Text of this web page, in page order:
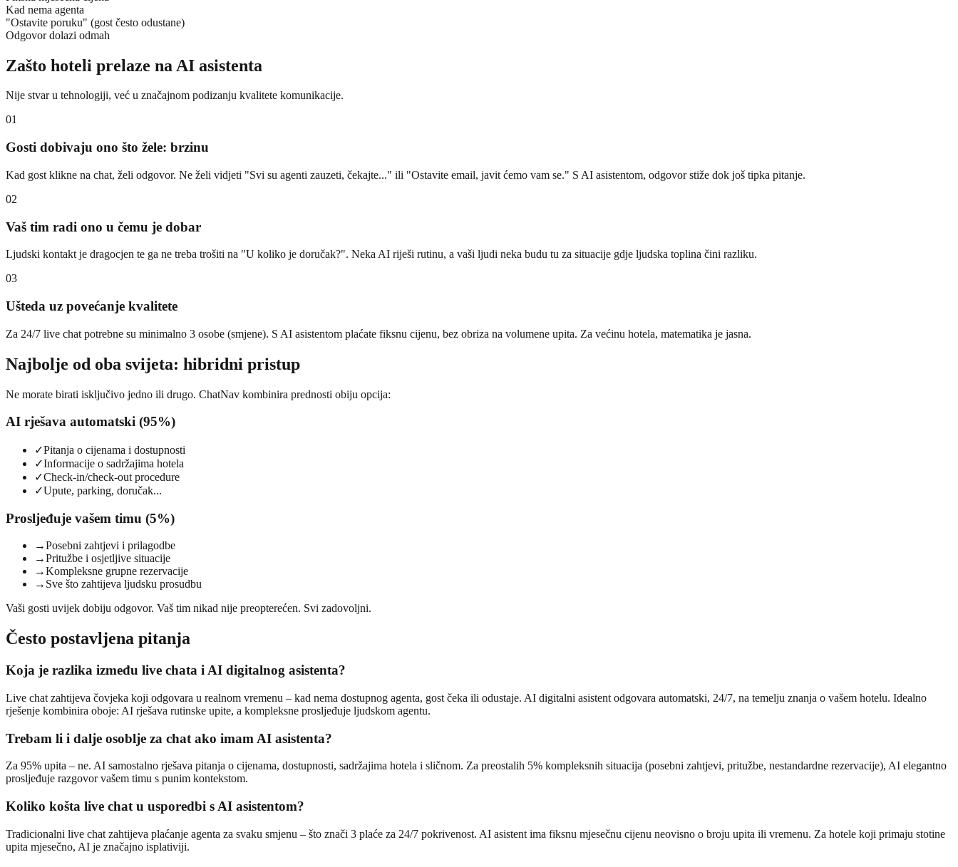
Kad nema agenta
"Ostavite poruku" (gost često odustane)
Odgovor dolazi odmah
Zašto hoteli prelaze na AI asistenta
Nije stvar u tehnologiji, već u značajnom podizanju kvalitete komunikacije.
01
Gosti dobivaju ono što žele: brzinu
Kad gost klikne na chat, želi odgovor. Ne želi vidjeti "Svi su agenti zauzeti, čekajte..." ili "Ostavite email, javit ćemo vam se." S AI asistentom, odgovor stiže dok još tipka pitanje.
02
Vaš tim radi ono u čemu je dobar
Ljudski kontakt je dragocjen te ga ne treba trošiti na "U koliko je doručak?". Neka AI riješi rutinu, a vaši ljudi neka budu tu za situacije gdje ljudska toplina čini razliku.
03
Ušteda uz povećanje kvalitete
Za 24/7 live chat potrebne su minimalno 3 osobe (smjene). S AI asistentom plaćate fiksnu cijenu, bez obriza na volumene upita. Za većinu hotela, matematika je jasna.
Najbolje od oba svijeta: hibridni pristup
Ne morate birati isključivo jedno ili drugo. ChatNav kombinira prednosti obiju opcija:
AI rješava automatski (95%)
✓Pitanja o cijenama i dostupnosti
✓Informacije o sadržajima hotela
✓Check-in/check-out procedure
✓Upute, parking, doručak...
Prosljeđuje vašem timu (5%)
→Posebni zahtjevi i prilagodbe
→Pritužbe i osjetljive situacije
→Kompleksne grupne rezervacije
→ Sve što zahtijeva ljudsku prosudbu
Vaši gosti uvijek dobiju odgovor. Vaš tim nikad nije preopterećen. Svi zadovoljni.
Često postavljena pitanja
Koja je razlika između live chata i AI digitalnog asistenta?
Live chat zahtijeva čovjeka koji odgovara u realnom vremenu – kad nema dostupnog agenta, gost čeka ili odustaje. AI digitalni asistent odgovara automatski, 24/7, na temelju znanja o vašem hotelu. Idealno
rješenje kombinira oboje: AI rješava rutinske upite, a kompleksne prosljeđuje ljudskom agentu.
Trebam li i dalje osoblje za chat ako imam AI asistenta?
Za 95% upita – ne. AI samostalno rješava pitanja o cijenama, dostupnosti, sadržajima hotela i sličnom. Za preostalih 5% kompleksnih situacija (posebni zahtjevi, pritužbe, nestandardne rezervacije), AI elegantno
prosljeđuje razgovor vašem timu s punim kontekstom.
Koliko košta live chat u usporedbi s AI asistentom?
Tradicionalni live chat zahtijeva plaćanje agenta za svaku smjenu – što znači 3 plaće za 24/7 pokrivenost. AI asistent ima fiksnu mjesečnu cijenu neovisno o broju upita ili vremenu. Za hotele koji primaju stotine
upita mjesečno, AI je značajno isplativiji.